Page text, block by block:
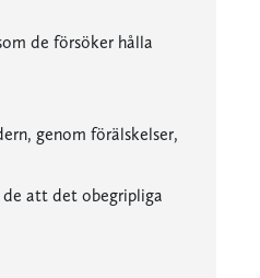
de försöker hålla
genom förälskelser,
de att det obegripliga